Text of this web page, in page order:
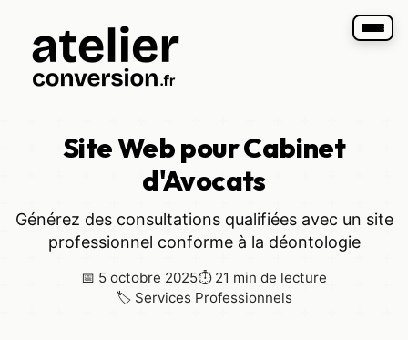
Site Web pour Cabinet
d'Avocats
Générez des consultations qualifiées avec un site
professionnel conforme à la déontologie
📅 5 octobre 2025⏱ 21 min de lecture
🏷 Services Professionnels